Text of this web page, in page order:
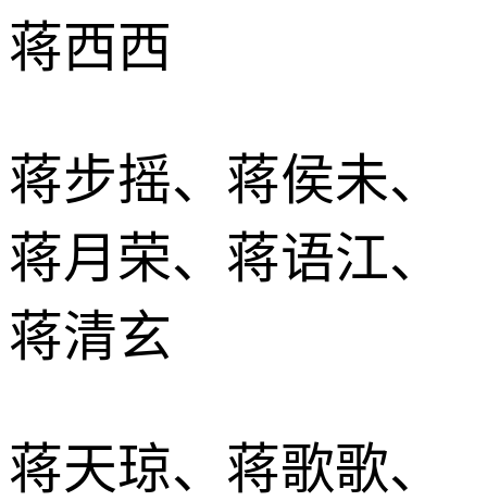
蒋西西
蒋步摇、蒋侯未、
蒋月荣、蒋语江、
蒋清玄
蒋天琼、蒋歌歌、